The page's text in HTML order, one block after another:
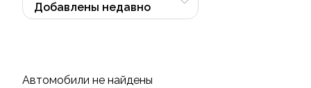
Автомобили не найдены